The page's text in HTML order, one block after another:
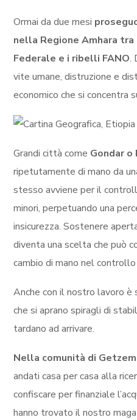
Ormai da due mesi
nella Regione Amhara
Federale e i ribelli FANO.
vite umane, distruzione e
economico che si concentra
Grandi città come Gondar o
ripetutamente di mano da
stesso avviene per il
minori, perpetuando una
insicurezza. Sostenere
diventa una scelta che può
cambio di mano nel
Anche con il nostro lavoro
che si aprano spiragli di
tardano ad arrivare.
Nella comunità di
andati casa per casa alla
confiscare per finanziale
hanno trovato il nostro